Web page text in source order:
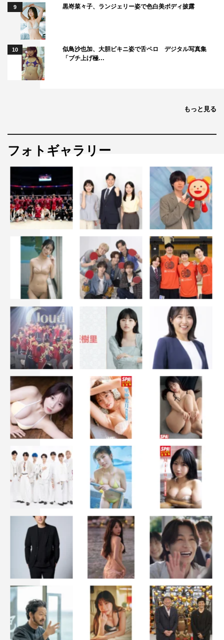
9 黒嵜菜々子、ランジェリー姿で色白美ボディ披露
10
似鳥沙也加、大胆ビキニ姿で舌ペロ デジタル写真集
「ブチ上げ極…
もっと見る
フォトギャラリー